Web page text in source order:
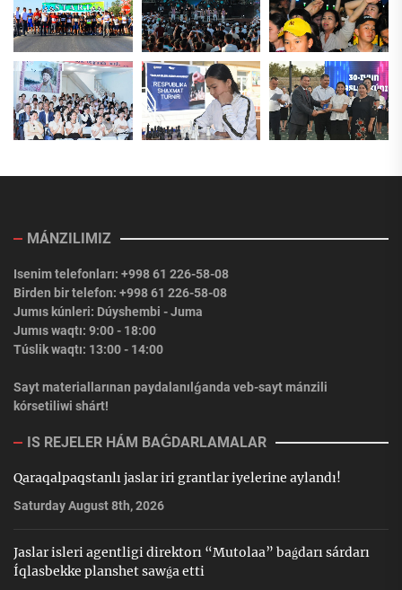
MÁNZILIMIZ
Isenim telefonları: +998 61 226-58-08
Birden bir telefon: +998 61 226-58-08
Jumıs kúnleri: Dúyshembi - Juma
Jumıs waqtı: 9:00 - 18:00
Túslik waqtı: 13:00 - 14:00
Sayt materiallarınan paydalanılǵanda veb-sayt mánzili
kórsetiliwi shárt!
IS REJELER HÁM BAǴDARLAMALAR
Qaraqalpaqstanlı jaslar iri grantlar iyelerine aylandı!
Saturday August 8th, 2026
Jaslar isleri agentligi direktorı “Mutolaa” baǵdarı sárdarı
Íqlasbekke planshet sawǵa etti